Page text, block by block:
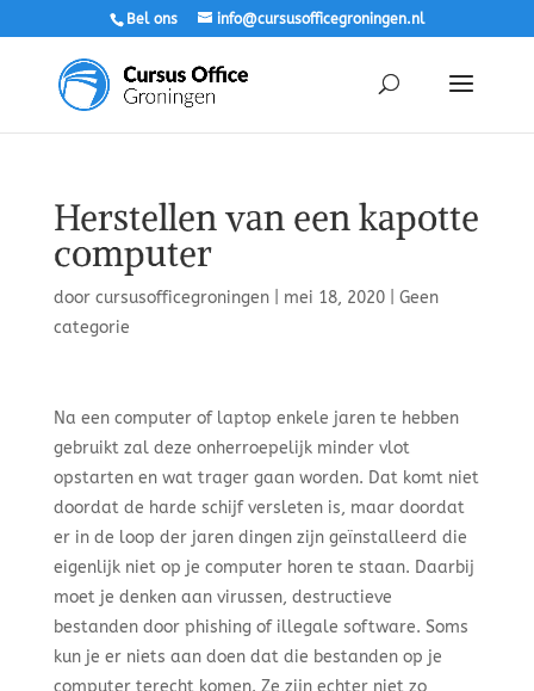
Bel ons info@cursusofficegroningen.nl
Herstellen van een kapotte
computer
door cursusofficegroningen| mei 18, 2020| Geen
categorie
Na een computer of laptop enkele jaren te hebben
gebruikt zal deze onherroepelijk minder vlot
opstarten en wat trager gaan worden. Dat komt niet
doordat de harde schijf versleten is, maar doordat
er in de loop der jaren dingen zijn geïnstalleerd die
eigenlijk niet op je computer horen te staan. Daarbij
moet je denken aan virussen, destructieve
bestanden door phishing of illegale software. Soms
kun je er niets aan doen dat die bestanden op je
computer terecht komen. Ze zijn echter niet zo